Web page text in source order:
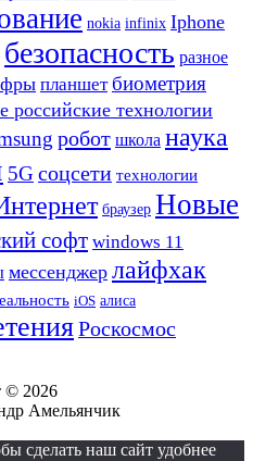
nokia infinix Iphone
безопасность разное
планшет биометрия
российские технологии
робот школа наука
5G соцсети технологии
браузер Новые
софт windows 11
мессенджер лайфхак
iOS алиса
Роскосмос
© 2026
Амельянчик
сделать наш сайт удобнее